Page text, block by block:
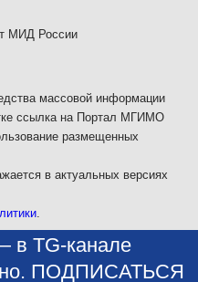
МИД России
массовой информации
ссылка на Портал МГИМО
размещенных
в актуальных версиях
.
в TG-канале
ПОДПИСАТЬСЯ